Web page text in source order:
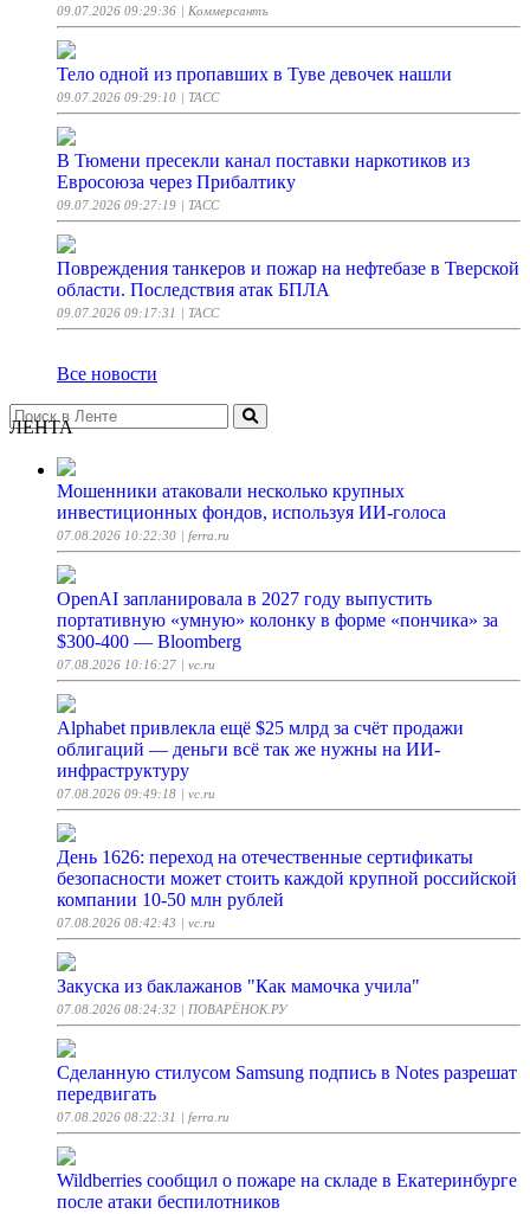
09.07.2026 09:29:36 | Коммерсантъ
Тело одной из пропавших в Туве девочек нашли
09.07.2026 09:29:10 | ТАСС
В Тюмени пресекли канал поставки наркотиков из
Евросоюза через Прибалтику
09.07.2026 09:27:19 | ТАСС
Повреждения танкеров и пожар на нефтебазе в Тверской
области. Последствия атак БПЛА
09.07.2026 09:17:31 | ТАСС
Все новости
ЛЕНТА
Мошенники атаковали несколько крупных
инвестиционных фондов, используя ИИ-голоса
07.08.2026 10:22:30 | ferra.ru
OpenAI запланировала в 2027 году выпустить
портативную «умную» колонку в форме «пончика» за
$300-400 — Bloomberg
07.08.2026 10:16:27 | vc.ru
Alphabet привлекла ещё $25 млрд за счёт продажи
облигаций — деньги всё так же нужны на ИИ-
инфраструктуру
07.08.2026 09:49:18 | vc.ru
День 1626: переход на отечественные сертификаты
безопасности может стоить каждой крупной российской
компании 10-50 млн рублей
07.08.2026 08:42:43 | vc.ru
Закуска из баклажанов "Как мамочка учила"
07.08.2026 08:24:32 | ПОВАРЁНОК.РУ
Сделанную стилусом Samsung подпись в Notes разрешат
передвигать
07.08.2026 08:22:31 | ferra.ru
Wildberries сообщил о пожаре на складе в Екатеринбурге
после атаки беспилотников